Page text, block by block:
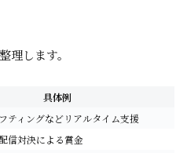
理します。
具体例
ティングなどリアルタイム支援
信対決による賞金